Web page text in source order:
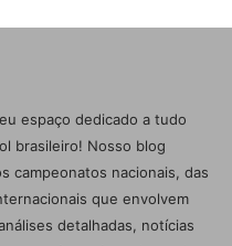
espaço dedicado a tudo
brasileiro! Nosso blog
campeonatos nacionais, das
que envolvem
detalhadas, notícias